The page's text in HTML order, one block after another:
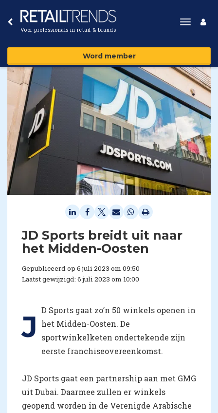
Voor professionals in retail & brands
Toggle
Word member
JD Sports breidt uit naar
het Midden-Oosten
Gepubliceerd op 6 juli 2023 om 09:50
Laatst gewijzigd: 6 juli 2023 om 10:00
J D Sports gaat zo’n 50 winkels openen in
het Midden-Oosten. De
sportwinkelketen ondertekende zijn
eerste franchiseovereenkomst.
JD Sports gaat een partnership aan met GMG
uit Dubai. Daarmee zullen er winkels
geopend worden in de Verenigde Arabische